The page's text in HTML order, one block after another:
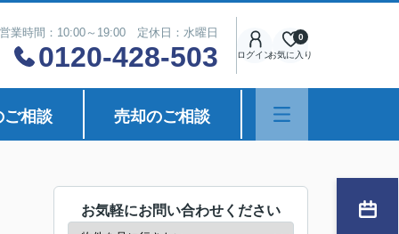
営業時間：10:00～19:00 定休日：水曜日
0120-428-503 ログインお気に入り
0
ご相談 売却のご相談
お気軽にお問い合わせください